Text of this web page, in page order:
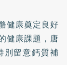
健康奠定良好
健康課題，唐
別留意鈣質補